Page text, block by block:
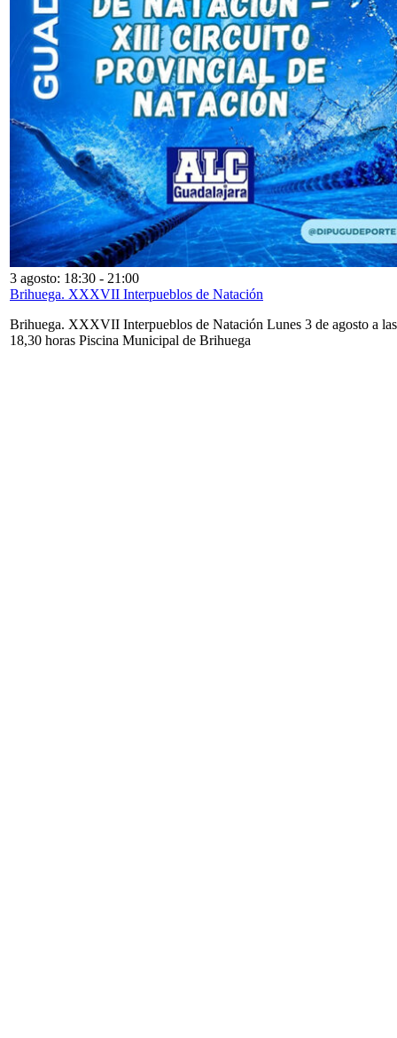
3 agosto: 18:30 - 21:00
Brihuega. XXXVII Interpueblos de Natación
Brihuega. XXXVII Interpueblos de Natación Lunes 3 de agosto a las
18,30 horas Piscina Municipal de Brihuega